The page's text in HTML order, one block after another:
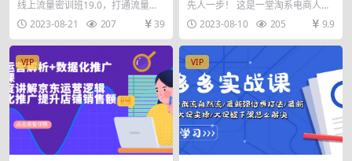
量关卡，线上也能实战流量破
局
线上流量密训班19.0，打通流量关
卡，线上也能实战流量破局 2023，
中小卖家 ...
2023-08-21 207 39
线上实战班，全网首推，运营
福音！
先人一步！ 这是一堂淘系电商人的
必修课！ 课程大纲 （课程总课时数
为：18节） ...
2023-08-10 205 9.9
VIP VIP